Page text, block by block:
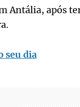
Antália, após
seu dia